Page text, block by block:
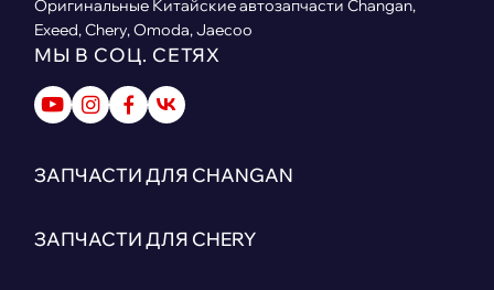
Оригинальные Китайские автозапчасти Changan,
Exeed, Chery, Omoda, Jaecoo
МЫ В СОЦ. СЕТЯХ
ЗАПЧАСТИ ДЛЯ CHANGAN
ЗАПЧАСТИ ДЛЯ CHERY